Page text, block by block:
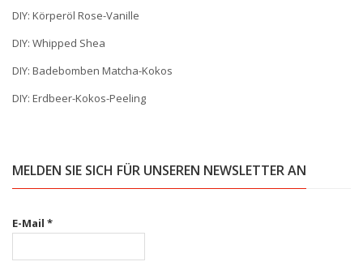
DIY: Körperöl Rose-Vanille
DIY: Whipped Shea
DIY: Badebomben Matcha-Kokos
DIY: Erdbeer-Kokos-Peeling
MELDEN SIE SICH FÜR UNSEREN NEWSLETTER AN
E-Mail *